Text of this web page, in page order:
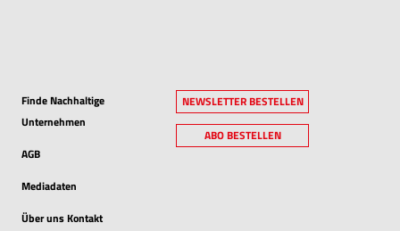
Finde Nachhaltige
Unternehmen
AGB
Mediadaten
Über uns Kontakt
NEWSLETTER BESTELLEN
ABO BESTELLEN